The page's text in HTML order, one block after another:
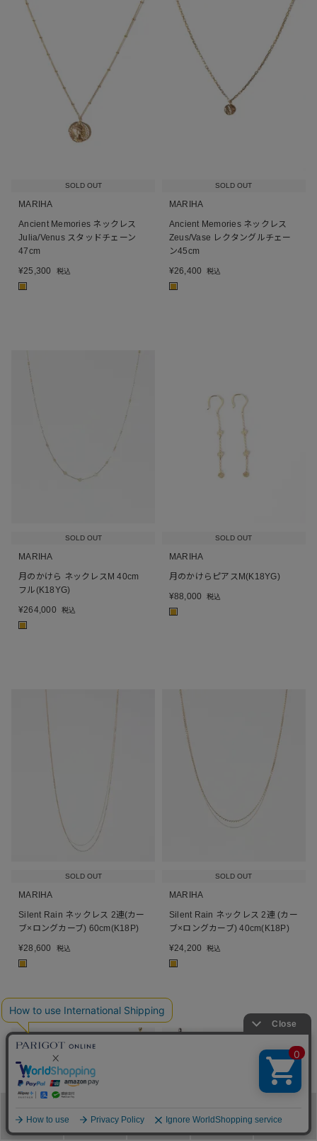
ブランド 閲覧履歴
SOLD OUT
MARIHA
Ancient Memories ネックレス
Julia/Venus スタッドチェーン
47cm
¥25,300 税込
SOLD OUT
MARIHA
Ancient Memories ネックレス
Zeus/Vase レクタングルチェー
ン45cm
¥26,400 税込
SOLD OUT
MARIHA
月のかけら ネックレスM 40cm
フル(K18YG)
¥264,000 税込
■
SOLD OUT
MARIHA
月のかけらピアスM(K18YG)
¥88,000 税込
■
SOLD OUT
MARIHA
Silent Rain ネックレス 2連(カー
ブ×ロングカーブ) 60cm(K18P)
¥28,600 税込
■
SOLD OUT
MARIHA
Silent Rain ネックレス 2連 (カー
ブ×ロングカーブ) 40cm(K18P)
¥24,200 税込
■